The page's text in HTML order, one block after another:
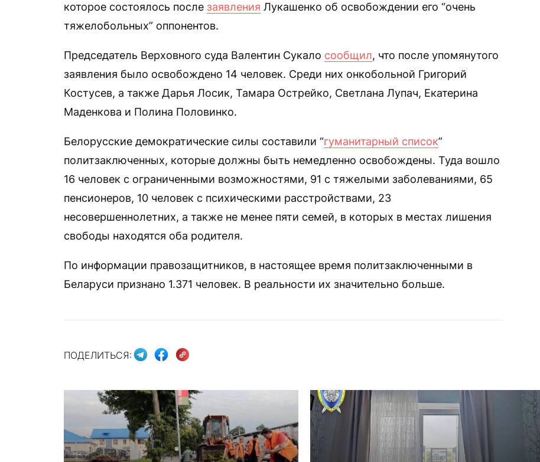
которое состоялось после заявления Лукашенко об освобождении его “очень
тяжелобольных” оппонентов.
Председатель Верховного суда Валентин Сукало сообщил, что после упомянутого
заявления было освобождено 14 человек. Среди них онкобольной Григорий
Костусев, а также Дарья Лосик, Тамара Острейко, Светлана Лупач, Екатерина
Маденкова и Полина Половинко.
Белорусские демократические силы составили “гуманитарный список”
политзаключенных, которые должны быть немедленно освобождены. Туда вошло
16 человек с ограниченными возможностями, 91 с тяжелыми заболеваниями, 65
пенсионеров, 10 человек с психическими расстройствами, 23
несовершеннолетних, а также не менее пяти семей, в которых в местах лишения
свободы находятся оба родителя.
По информации правозащитников, в настоящее время политзаключенными в
Беларуси признано 1.371 человек. В реальности их значительно больше.
ПОДЕЛИТЬСЯ: